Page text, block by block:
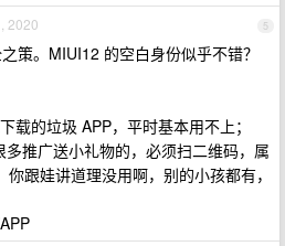
5
2020
策。MIUI12 的空白身份似乎不错？
载的垃圾 APP，平时基本用不上；
推广送小礼物的，必须扫二维码，属
跟娃讲道理没用啊，别的小孩都有，